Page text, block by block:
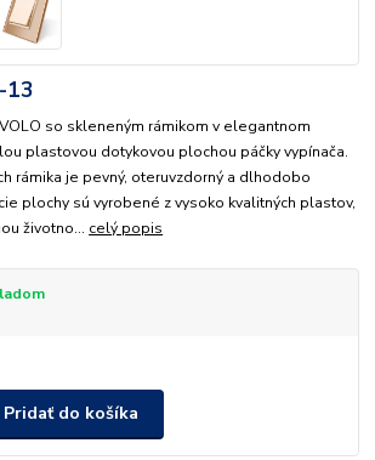
13
so skleneným rámikom v elegantnom
plastovou dotykovou plochou páčky vypínača.
rámika je pevný, oteruvzdorný a dlhodobo
plochy sú vyrobené z vysoko kvalitných plastov,
životno... celý popis
Pridať do košíka